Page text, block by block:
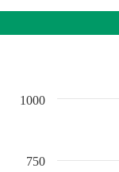
750
1000